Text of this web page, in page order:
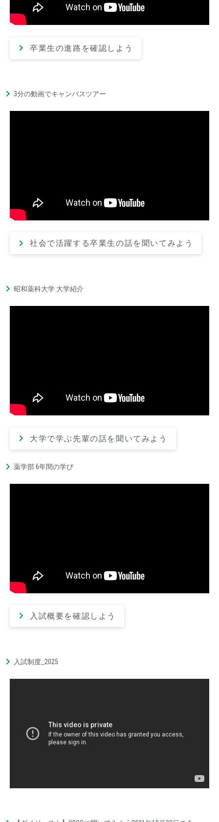
卒業生の進路を確認しよう
3分の動画でキャンパスツアー
社会で活躍する卒業生の話を聞いてみよう
昭和薬科大学 大学紹介
大学で学ぶ先輩の話を聞いてみよう
薬学部 6年間の学び
入試概要を確認しよう
入試制度_2025